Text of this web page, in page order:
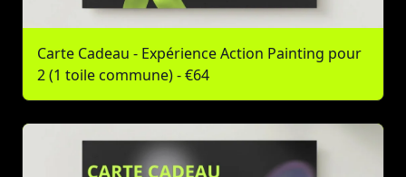
Carte Cadeau - Expérience Action Painting pour
2 (1 toile commune) - €64